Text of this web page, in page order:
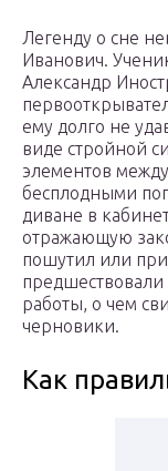
Легенду о сне
Иванович.
Александр
ему долго не
виде стройной
элементов
бесплодными
диване в
отражающую
пошутил или
предшествовали
работы, о чем
черновики.
Как